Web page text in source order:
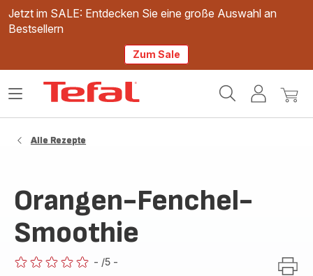
Jetzt im SALE: Entdecken Sie eine große Auswahl an
Bestsellern
Zum Sale
Mein
Mein
Das
Alle Rezepte
Orangen-Fenchel-
Smoothie
- /5 -